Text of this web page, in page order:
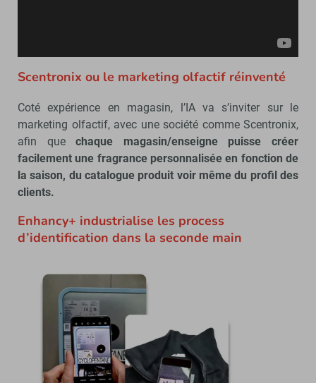
Scentronix ou le marketing olfactif réinventé
Coté expérience en magasin, l’IA va s’inviter sur le
marketing olfactif, avec une société comme Scentronix,
afin quechaque magasin/enseigne puisse créer
facilement une fragrance personnalisée en fonction de
la saison, du catalogue produit voir même du profil des
clients.
Enhancy+ industrialise les process
d’identification dans la seconde main